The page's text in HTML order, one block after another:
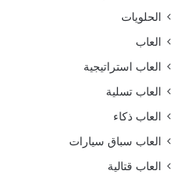
الحلويات
العاب
العاب استراتيجية
العاب تسلية
العاب ذكاء
العاب سباق سيارات
العاب قتالية